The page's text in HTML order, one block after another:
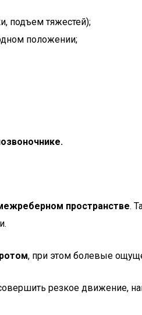
подъем тяжестей);
положении;
пространстве.
, при этом болевые
резкое движение,